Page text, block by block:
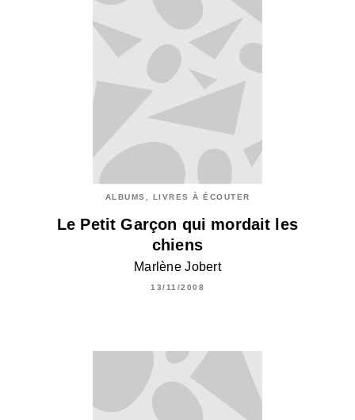
ALBUMS, LIVRES À ÉCOUTER
Le Petit Garçon qui mordait les
chiens
Marlène Jobert
13/11/2008